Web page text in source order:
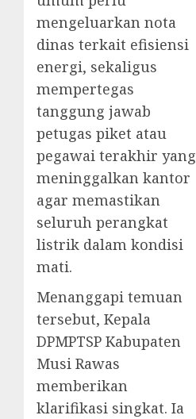
mengeluarkan nota
dinas terkait efisiensi
energi, sekaligus
mempertegas
tanggung jawab
petugas piket atau
pegawai terakhir yang
meninggalkan kantor
agar memastikan
seluruh perangkat
listrik dalam kondisi
mati.
Menanggapi temuan
tersebut, Kepala
DPMPTSP Kabupaten
Musi Rawas
memberikan
klarifikasi singkat. Ia